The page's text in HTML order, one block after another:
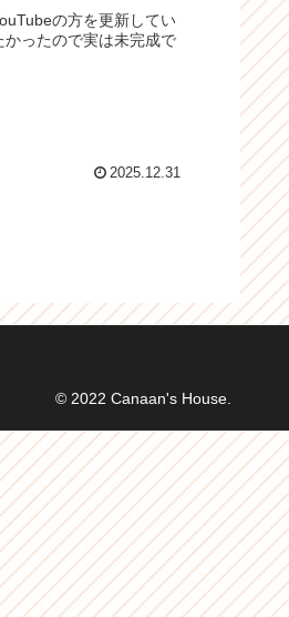
の方を更新してい
ったので実は未完成で
2025.12.31
© 2022 Canaan's House.